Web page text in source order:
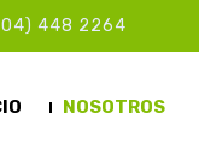
448 2264
NOSOTROS